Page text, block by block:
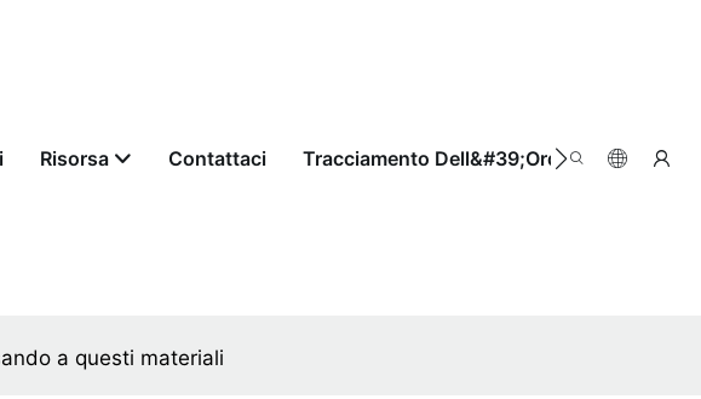
Risorsa Contattaci Tracciamento Dell&#39;ordine
a questi materiali